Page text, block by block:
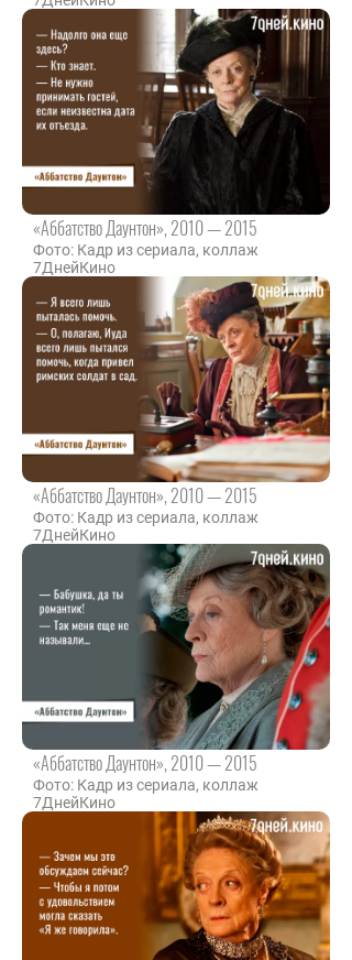
«Аббатство Даунтон», 2010 — 2015
Фото: Кадр из сериала, коллаж
7ДнейКино
«Аббатство Даунтон», 2010 — 2015
Фото: Кадр из сериала, коллаж
7ДнейКино
«Аббатство Даунтон», 2010 — 2015
Фото: Кадр из сериала, коллаж
7ДнейКино